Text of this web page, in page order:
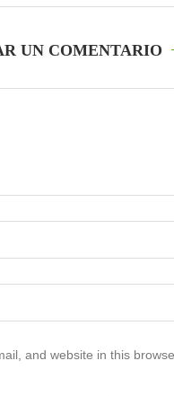
UN COMENTARIO
and website in this